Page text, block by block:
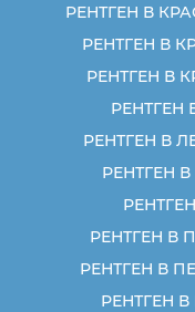
РЕНТГЕН В
РЕНТГЕН В
РЕНТГЕН В
РЕНТГЕН
РЕНТГЕН В
РЕНТГЕН
РЕНТГЕН В
РЕНТГЕН В
РЕНТГЕН